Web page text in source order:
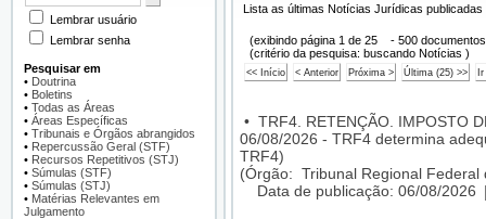
Lembrar usuário
Lembrar senha
Pesquisar em
• Doutrina
• Boletins
• Todas as Áreas
• Áreas Específicas
• Tribunais e Órgãos abrangidos
• Repercussão Geral (STF)
• Recursos Repetitivos (STJ)
• Súmulas (STF)
• Súmulas (STJ)
• Matérias Relevantes em
Julgamento
Lista as últimas Notícias Jurídicas publicadas
(exibindo página 1 de 25 - 500
(critério da pesquisa: buscando Notícias )
• TRF4. RETENÇÃO. IMPOSTO
06/08/2026 - TRF4 determina
TRF4)
(Órgão: Tribunal Regional Federal
Data de publicação: 06/08/2026